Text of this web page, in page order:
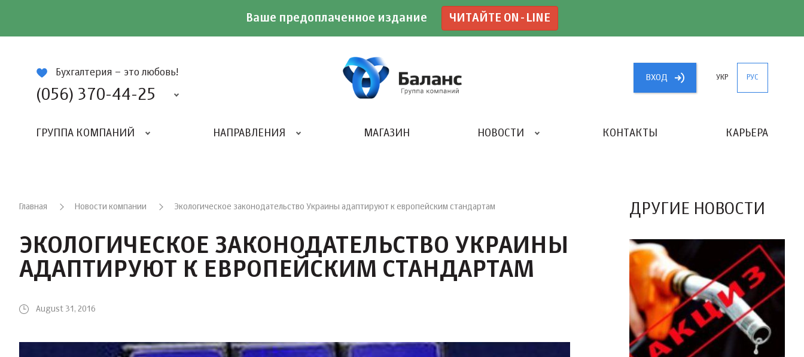
Ваше предоплаченное издание ЧИТАЙТЕ ON-LINE
Бухгалтерия – это любовь!
(056) 370-44-25
ВХОД УКР РУС
ГРУППА КОМПАНИЙ НАПРАВЛЕНИЯ МАГАЗИН НОВОСТИ КОНТАКТЫ КАРЬЕРА
Главная Новости компании Экологическое законодательство Украины адаптируют к европейским стандартам
ЭКОЛОГИЧЕСКОЕ ЗАКОНОДАТЕЛЬСТВО УКРАИНЫ
АДАПТИРУЮТ К ЕВРОПЕЙСКИМ СТАНДАРТАМ
August 31, 2016
ДРУГИЕ НОВОСТИ